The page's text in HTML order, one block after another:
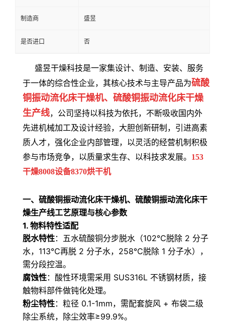
制造商 盛昱
是否进口 否
盛昱干燥科技是一家集设计、制造、安装、服务
于一体的综合性企业，其核心技术与主导产品为硫酸
铜振动流化床干燥机、硫酸铜振动流化床干燥
生产线，公司坚持以科技为依托，不断吸收国内外
先进机械加工及设计经验，大胆创新研制，引进高素
质人才，强化企业内部管理，以灵活的经营机制积极
参与市场竞争，以质量求生存、以科技求发展。 153
干燥8008设备8370烘干机
一、 硫酸铜振动流化床干燥机、硫酸铜振动流化床干
燥生产线工艺原理与核心参数
1. 物料特性适配
脱水特性：五水硫酸铜分步脱水（102℃脱除 2 分子
水，113℃再脱 2 分子水，258℃脱除 1 分子水），
需分段控温。
腐蚀性：酸性环境需采用 SUS316L 不锈钢材质，接
触物料部件做钝化处理。
粉尘特性：粒径 0.1-1mm，需配套旋风 + 布袋二级
除尘系统，除尘效率≥99.9%。